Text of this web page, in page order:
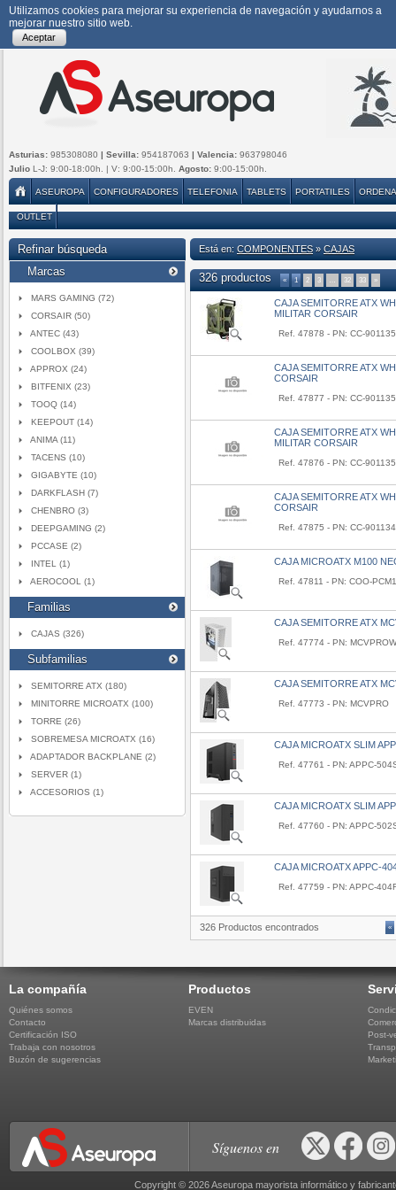
Utilizamos cookies para mejorar su experiencia de navegación y ayudarnos a
mejorar nuestro sitio web.
Aceptar
Asturias: 985308080 | Sevilla: 954187063 | Valencia: 963798046
Julio L-J: 9:00-18:00h. | V: 9:00-15:00h. Agosto: 9:00-15:00h.
ASEUROPA CONFIGURADORES TELEFONIA TABLETS PORTATILES
OUTLET
Refinar búsqueda
Marcas
MARS GAMING (72)
CORSAIR (50)
ANTEC (43)
COOLBOX (39)
APPROX (24)
BITFENIX (23)
TOOQ (14)
KEEPOUT (14)
ANIMA (11)
TACENS (10)
GIGABYTE (10)
DARKFLASH (7)
CHENBRO (3)
DEEPGAMING (2)
PCCASE (2)
INTEL (1)
AEROCOOL (1)
Familias
CAJAS (326)
Subfamilias
SEMITORRE ATX (180)
MINITORRE MICROATX (100)
TORRE (26)
SOBREMESA MICROATX (16)
ADAPTADOR BACKPLANE (2)
SERVER (1)
ACCESORIOS (1)
Está en: COMPONENTES » CAJAS
326 productos « 1 2 3 … 32 33 »
CAJA SEMITORRE ATX
MILITAR CORSAIR
Ref. 47878 - PN: CC-
CAJA SEMITORRE ATX
CORSAIR
Ref. 47877 - PN: CC-
CAJA SEMITORRE ATX
MILITAR CORSAIR
Ref. 47876 - PN: CC-
CAJA SEMITORRE ATX
CORSAIR
Ref. 47875 - PN: CC-
CAJA MICROATX M100
Ref. 47811 - PN: COO-
CAJA SEMITORRE ATX
Ref. 47774 - PN: MCVPROW
CAJA SEMITORRE ATX
Ref. 47773 - PN: MCVPRO
CAJA MICROATX SLIM
Ref. 47761 - PN: APPC-
CAJA MICROATX SLIM
Ref. 47760 - PN: APPC-
CAJA MICROATX APPC-
Ref. 47759 - PN: APPC-
326 Productos encontrados «
La compañía
Quiénes somos
Contacto
Certificación ISO
Trabaja con nosotros
Buzón de sugerencias
Productos
EVEN
Marcas distribuidas
Post-
Síguenos en
Copyright © 2026 Aseuropa mayorista informático y